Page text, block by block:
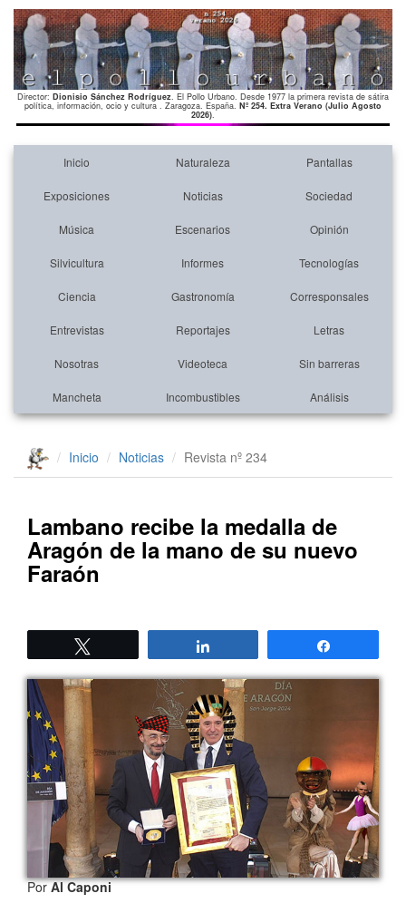
Director: Dionisio Sánchez Rodríguez. El Pollo Urbano. Desde 1977 la primera revista de sátira
política, información, ocio y cultura . Zaragoza. España. Nº 254. Extra Verano (Julio Agosto
2026).
Inicio Naturaleza Pantallas
Exposiciones Noticias Sociedad
Música Escenarios Opinión
Silvicultura Informes Tecnologías
Ciencia Gastronomía Corresponsales
Entrevistas Reportajes Letras
Nosotras Videoteca Sin barreras
Mancheta Incombustibles Análisis
Inicio Noticias Revista nº 234
Lambano recibe la medalla de
Aragón de la mano de su nuevo
Faraón
PorAl Caponi